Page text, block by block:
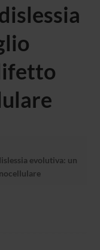
evolutiva: un